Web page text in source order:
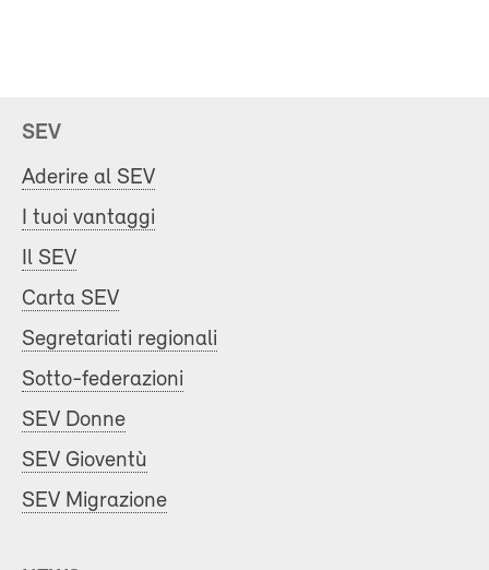
SEV
Aderire al SEV
I tuoi vantaggi
Il SEV
Carta SEV
Segretariati regionali
Sotto-federazioni
SEV Donne
SEV Gioventù
SEV Migrazione